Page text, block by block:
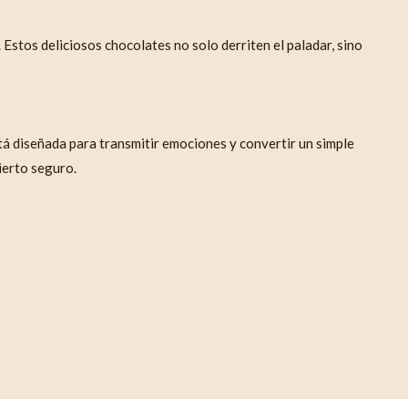
Estos deliciosos chocolates no solo derriten el paladar, sino
diseñada para transmitir emociones y convertir un simple
seguro.